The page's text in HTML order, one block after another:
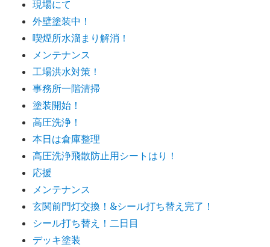
現場にて
外壁塗装中！
喫煙所水溜まり解消！
メンテナンス
工場洪水対策！
事務所一階清掃
塗装開始！
高圧洗浄！
本日は倉庫整理
高圧洗浄飛散防止用シートはり！
応援
メンテナンス
玄関前門灯交換！&シール打ち替え完了！
シール打ち替え！二日目
デッキ塗装